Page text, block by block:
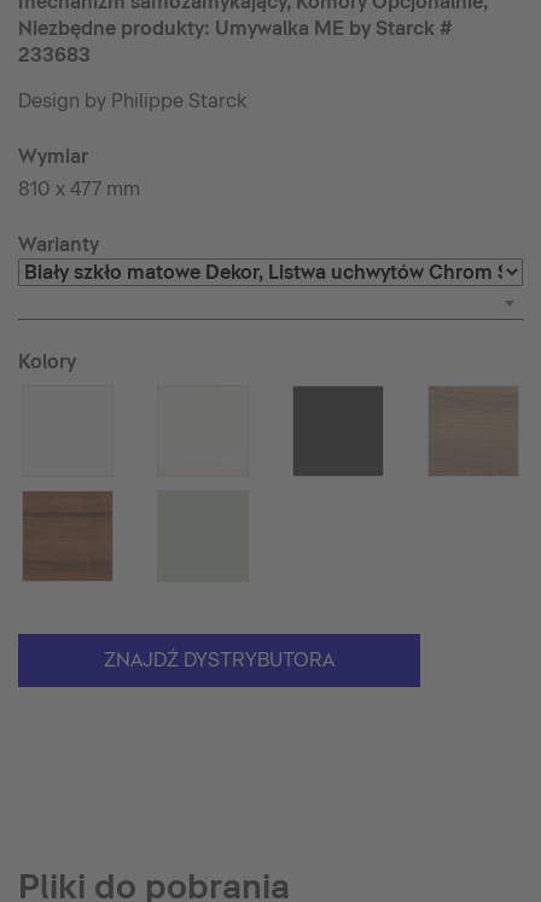
Niezbędne produkty: Umywalka ME by Starck #
233683
Design by Philippe Starck
Wymiar
810 x 477 mm
Warianty
Kolory
ZNAJDŹ DYSTRYBUTORA
Pliki do pobrania